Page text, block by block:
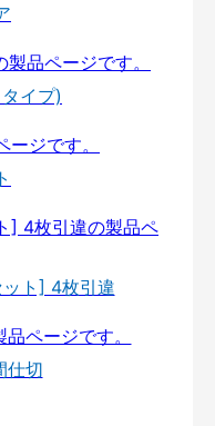
イプ)
ト] 4枚引違
仕切